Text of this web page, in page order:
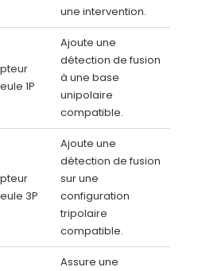
une intervention.
1P
Ajoute une
détection de fusion
à une base
unipolaire
compatible.
3P
Ajoute une
détection de fusion
sur une
configuration
tripolaire
compatible.
Assure une